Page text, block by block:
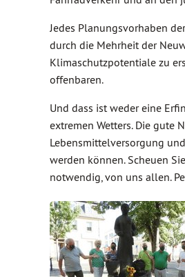
Jedes Planungsvorhaben
durch die Mehrheit der
Klimaschutzpotentiale zu
offenbaren.
Und dass ist weder eine
extremen Wetters. Die gute
Lebensmittelversorgung
werden können. Scheuen
notwendig, von uns allen.